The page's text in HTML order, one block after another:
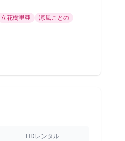
立花樹里亜
涼風ことの
HDレンタル